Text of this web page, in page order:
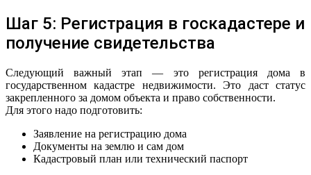
Шаг 5: Регистрация в госкадастере и
получение свидетельства
Следующий важный этап — это регистрация дома в
государственном кадастре недвижимости. Это даст статус
закрепленного за домом объекта и право собственности.
Для этого надо подготовить:
Заявление на регистрацию дома
Документы на землю и сам дом
Кадастровый план или технический паспорт